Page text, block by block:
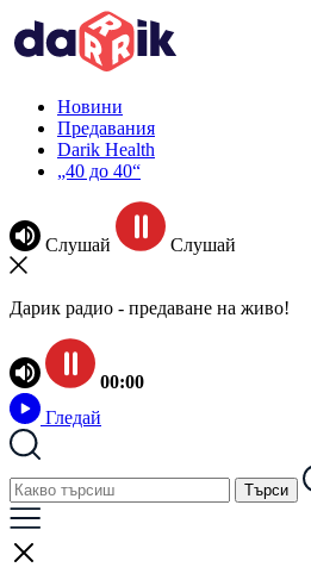
Новини
Предавания
Darik Health
„40 до 40“
Слушай Слушай
Дарик радио - предаване на живо!
00:00
Гледай